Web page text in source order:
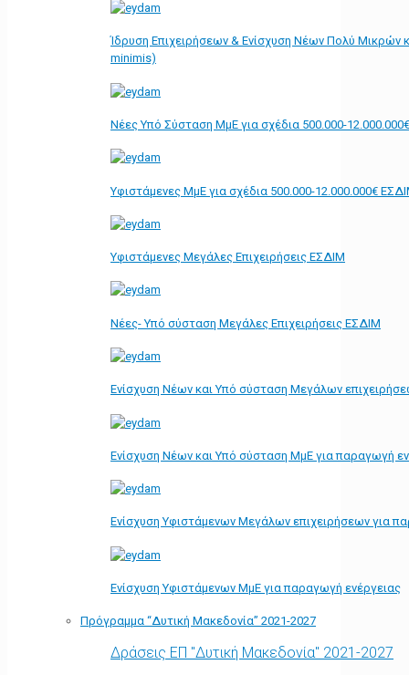
Ίδρυση Επιχειρήσεων & Ενίσχυση Νέων Πολύ Μικρών
minimis)
Νέες Υπό Σύσταση ΜμΕ για σχέδια 500.000-
Υφιστάμενες ΜμΕ για σχέδια 500.000-12.000.000€
Υφιστάμενες Μεγάλες Επιχειρήσεις ΕΣΔΙΜ
Νέες- Υπό σύσταση Μεγάλες Επιχειρήσεις ΕΣΔΙΜ
Ενίσχυση Νέων και Υπό σύσταση Μεγάλων
Ενίσχυση Νέων και Υπό σύσταση ΜμΕ για παραγωγή
Ενίσχυση Υφιστάμενων Μεγάλων επιχειρήσεων για
Ενίσχυση Υφιστάμενων ΜμΕ για παραγωγή ενέργειας
Πρόγραμμα “Δυτική Μακεδονία” 2021-2027
Δράσεις ΕΠ "Δυτική Μακεδονία" 2021-2027